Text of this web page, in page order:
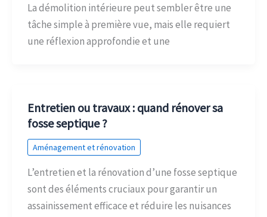
La démolition intérieure peut sembler être une
tâche simple à première vue, mais elle requiert
une réflexion approfondie et une
Entretien ou travaux : quand rénover sa
fosse septique ?
Aménagement et rénovation
L’entretien et la rénovation d’une fosse septique
sont des éléments cruciaux pour garantir un
assainissement efficace et réduire les nuisances